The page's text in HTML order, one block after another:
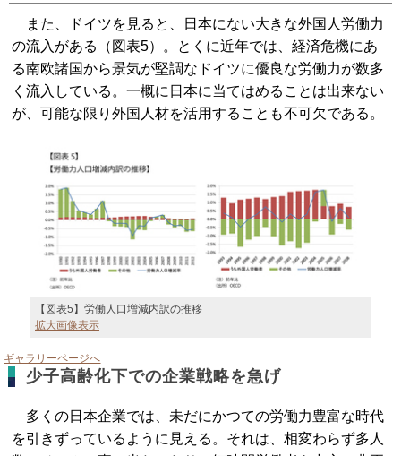
また、ドイツを見ると、日本にない大きな外国人労働力
の流入がある（図表5）。とくに近年では、経済危機にあ
る南欧諸国から景気が堅調なドイツに優良な労働力が数多
く流入している。一概に日本に当てはめることは出来ない
が、可能な限り外国人材を活用することも不可欠である。
【図表5】労働人口増減内訳の推移
拡大画像表示
ギャラリーページへ
少子高齢化下での企業戦略を急げ
多くの日本企業では、未だにかつての労働力豊富な時代
を引きずっているように見える。それは、相変わらず多人